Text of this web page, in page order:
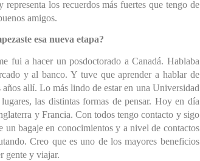
los recuerdos más fuertes que tengo de
amigos.
esa nueva etapa?
fui a hacer un posdoctorado a Canadá. Hablaba
y al banco. Y tuve que aprender a hablar de
allí. Lo más lindo de estar en una Universidad
las distintas formas de pensar. Hoy en día
y Francia. Con todos tengo contacto y sigo
un bagaje en conocimientos y a nivel de contactos
Creo que es uno de los mayores beneficios
gente y viajar.